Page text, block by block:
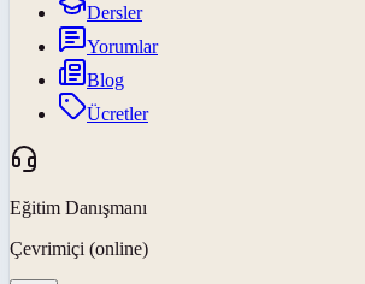
Dersler
Yorumlar
Blog
Ücretler
Eğitim Danışmanı
Çevrimiçi (online)